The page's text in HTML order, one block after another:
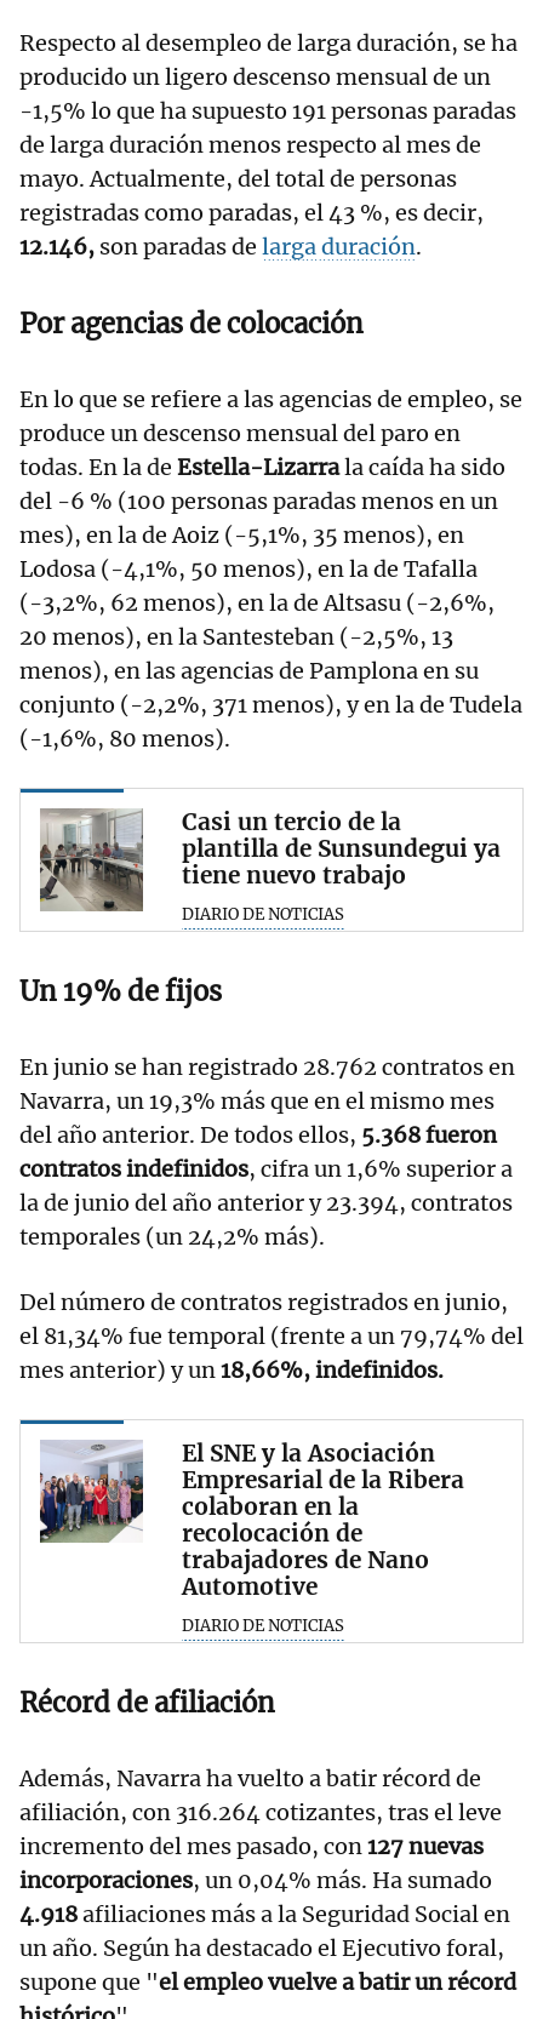
Respecto al desempleo de larga duración, se ha
producido un ligero descenso mensual de un
-1,5% lo que ha supuesto 191 personas paradas
de larga duración menos respecto al mes de
mayo. Actualmente, del total de personas
registradas como paradas, el 43 %, es decir,
12.146, son paradas de larga duración.
Por agencias de colocación
En lo que se refiere a las agencias de empleo, se
produce un descenso mensual del paro en
todas. En la de Estella-Lizarrala caída ha sido
del -6 % (100 personas paradas menos en un
mes), en la de Aoiz (-5,1%, 35 menos), en
Lodosa (-4,1%, 50 menos), en la de Tafalla
(-3,2%, 62 menos), en la de Altsasu (-2,6%,
20 menos), en la Santesteban (-2,5%, 13
menos), en las agencias de Pamplona en su
conjunto (-2,2%, 371 menos), y en la de Tudela
(-1,6%, 80 menos).
Casi un tercio de la
plantilla de Sunsundegui ya
tiene nuevo trabajo
DIARIO DE NOTICIAS
Un 19% de fijos
En junio se han registrado 28.762 contratos en
Navarra, un 19,3% más que en el mismo mes
del año anterior. De todos ellos, 5.368 fueron
contratos indefinidos, cifra un 1,6% superior a
la de junio del año anterior y 23.394, contratos
temporales (un 24,2% más).
Del número de contratos registrados en junio,
el 81,34% fue temporal (frente a un 79,74% del
mes anterior) y un18,66%, indefinidos.
El SNE y la Asociación
Empresarial de la Ribera
colaboran en la
recolocación de
trabajadores de Nano
Automotive
DIARIO DE NOTICIAS
Récord de afiliación
Además, Navarra ha vuelto a batir récord de
afiliación, con 316.264 cotizantes, tras el leve
incremento del mes pasado, con127 nuevas
incorporaciones, un 0,04% más. Ha sumado
4.918afiliaciones más a la Seguridad Social en
un año. Según ha destacado el Ejecutivo foral,
supone que "el empleo vuelve a batir un récord